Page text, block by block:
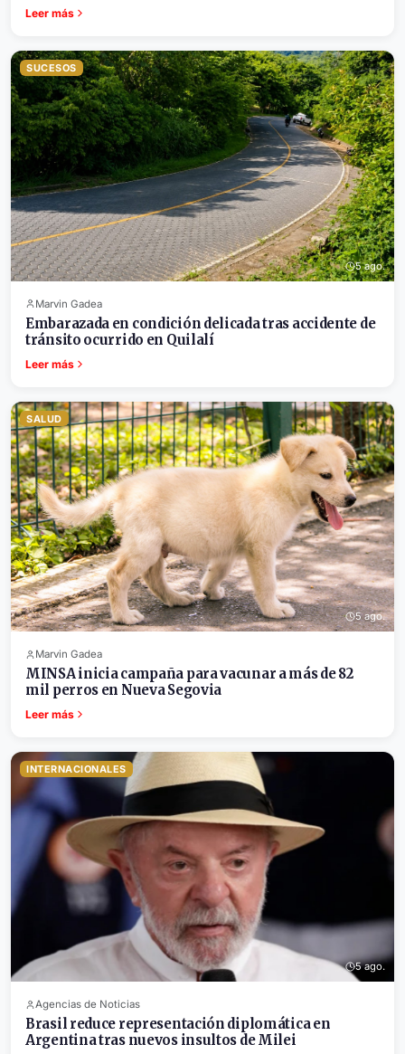
Leer más
SUCESOS
5 ago.
Marvin Gadea
Embarazada en condición delicada tras accidente de
tránsito ocurrido en Quilalí
Leer más
SALUD
5 ago.
Marvin Gadea
MINSA inicia campaña para vacunar a más de 82
mil perros en Nueva Segovia
Leer más
INTERNACIONALES
5 ago.
Agencias de Noticias
Brasil reduce representación diplomática en
Argentina tras nuevos insultos de Milei